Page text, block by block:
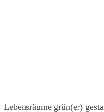
Lebensräume grün(er)